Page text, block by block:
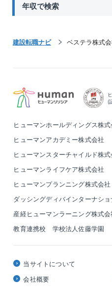
解体によるスクラップのリ
年収で検索
建設転職ナビ ベステラ株式
(
ヒューマンホールディングス株
ヒューマンアカデミー株式会社
ヒューマンスターチャイルド株
ヒューマンライフケア株式会社
ヒューマンプランニング株式会社
ダッシングディバインターナシ
産経ヒューマンラーニング株式会
教育連携校 学校法人佐藤学園
当サイトについて
会社概要